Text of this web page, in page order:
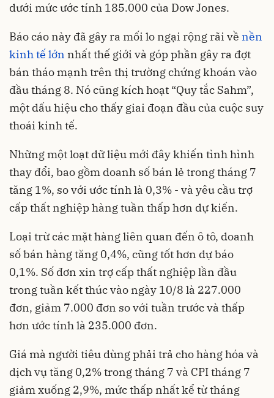
dưới mức ước tính 185.000 của Dow Jones.
Báo cáo này đã gây ra mối lo ngại rộng rãi về nền
kinh tế lớn nhất thế giới và góp phần gây ra đợt
bán tháo mạnh trên thị trường chứng khoán vào
đầu tháng 8. Nó cũng kích hoạt “Quy tắc Sahm”,
một dấu hiệu cho thấy giai đoạn đầu của cuộc suy
thoái kinh tế.
Những một loạt dữ liệu mới đây khiến tình hình
thay đổi, bao gồm doanh số bán lẻ trong tháng 7
tăng 1%, so với ước tính là 0,3% - và yêu cầu trợ
cấp thất nghiệp hàng tuần thấp hơn dự kiến.
Loại trừ các mặt hàng liên quan đến ô tô, doanh
số bán hàng tăng 0,4%, cũng tốt hơn dự báo
0,1%. Số đơn xin trợ cấp thất nghiệp lần đầu
trong tuần kết thúc vào ngày 10/8 là 227.000
đơn, giảm 7.000 đơn so với tuần trước và thấp
hơn ước tính là 235.000 đơn.
Giá mà người tiêu dùng phải trả cho hàng hóa và
dịch vụ tăng 0,2% trong tháng 7 và CPI tháng 7
giảm xuống 2,9%, mức thấp nhất kể từ tháng